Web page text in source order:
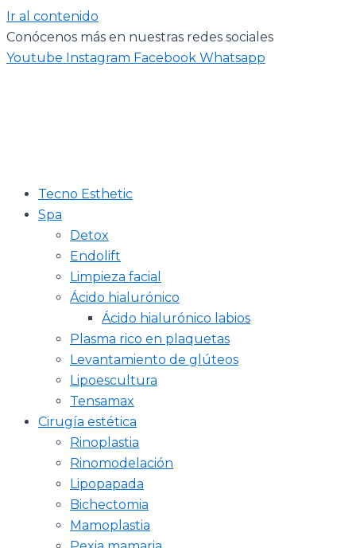
Ir al contenido
Conócenos más en nuestras redes sociales
Youtube Instagram Facebook Whatsapp
Tecno Esthetic
Spa
Detox
Endolift
Limpieza facial
Ácido hialurónico
Ácido hialurónico labios
Plasma rico en plaquetas
Levantamiento de glúteos
Lipoescultura
Tensamax
Cirugía estética
Rinoplastia
Rinomodelación
Lipopapada
Bichectomia
Mamoplastia